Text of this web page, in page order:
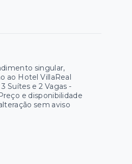
singular,
ao Hotel VillaReal
Suítes e 2 Vagas -
e disponibilidade
sem aviso